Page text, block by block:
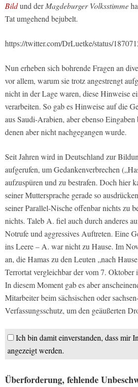
Bildund derMagdeburger Volksstimme
Tat umgehend bejubelt.
https://twitter.com/DrLuetke/status/
Nun erheben sich bohrende Fragen an
vor allem, warum sie trotz angestrengt
nicht in der Lage waren, diese Hinweise
verarbeiten. So gab es Hinweise auf die
aus Saudi-Arabien, aber ebenso
denen aber nicht nachgegangen wurde.
Seit Jahren wird in Deutschland zur
aufgerufen, um Gedankenverbrechen
aufzuspüren und zu bestrafen. Doch hier
seiner Muttersprache gerade so
seiner Parallel-Nische offenbar nichts zu
nichts. Taleb A. fiel auch durch anderes
Notrufe und aggressives Auftreten. Eine
ins Leere – A. war nicht zu Hause. Im
an, die Hamas zu den Leuten „nach
Terrortat vergleichbar der vom 7. Oktober
In diesem Moment gab es aber
Mitarbeiter beim sächsischen oder
Verfassungsschutz, um den geäußerten
Ich bin damit einverstanden, dass mir
angezeigt werden.
Überforderung, fehlende